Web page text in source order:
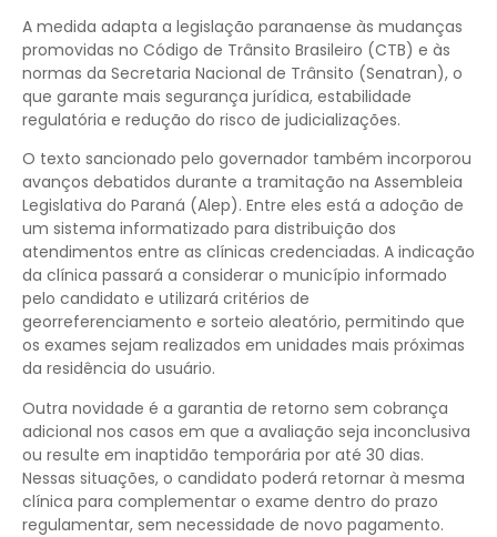
A medida adapta a legislação paranaense às mudanças
promovidas no Código de Trânsito Brasileiro (CTB) e às
normas da Secretaria Nacional de Trânsito (Senatran), o
que garante mais segurança jurídica, estabilidade
regulatória e redução do risco de judicializações.
O texto sancionado pelo governador também incorporou
avanços debatidos durante a tramitação na Assembleia
Legislativa do Paraná (Alep). Entre eles está a adoção de
um sistema informatizado para distribuição dos
atendimentos entre as clínicas credenciadas. A indicação
da clínica passará a considerar o município informado
pelo candidato e utilizará critérios de
georreferenciamento e sorteio aleatório, permitindo que
os exames sejam realizados em unidades mais próximas
da residência do usuário.
Outra novidade é a garantia de retorno sem cobrança
adicional nos casos em que a avaliação seja inconclusiva
ou resulte em inaptidão temporária por até 30 dias.
Nessas situações, o candidato poderá retornar à mesma
clínica para complementar o exame dentro do prazo
regulamentar, sem necessidade de novo pagamento.